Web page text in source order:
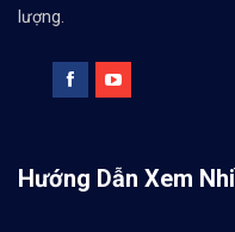
lượng.
Hướng Dẫn Xem